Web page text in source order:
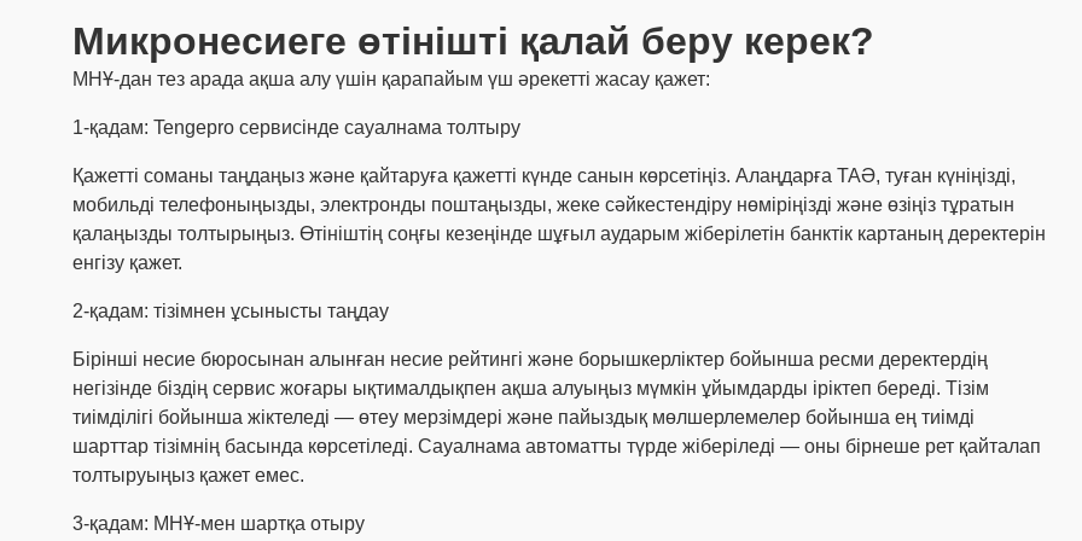
Микронесиеге өтінішті қалай беру керек?
МНҰ-дан тез арада ақша алу үшін қарапайым үш әрекетті жасау қажет:
1-қадам: Tengepro сервисінде сауалнама толтыру
Қажетті соманы таңдаңыз және қайтаруға қажетті күнде санын көрсетіңіз. Алаңдарға ТАӘ, туған күніңізді,
мобильді телефоныңызды, электронды поштаңызды, жеке сәйкестендіру нөміріңізді және өзіңіз тұратын
қалаңызды толтырыңыз. Өтініштің соңғы кезеңінде шұғыл аударым жіберілетін банктік картаның деректерін
енгізу қажет.
2-қадам: тізімнен ұсынысты таңдау
Бірінші несие бюросынан алынған несие рейтингі және борышкерліктер бойынша ресми деректердің
негізінде біздің сервис жоғары ықтималдықпен ақша алуыңыз мүмкін ұйымдарды іріктеп береді. Тізім
тиімділігі бойынша жіктеледі — өтеу мерзімдері және пайыздық мөлшерлемелер бойынша ең тиімді
шарттар тізімнің басында көрсетіледі. Сауалнама автоматты түрде жіберіледі — оны бірнеше рет қайталап
толтыруыңыз қажет емес.
3-қадам: МНҰ-мен шартқа отыру